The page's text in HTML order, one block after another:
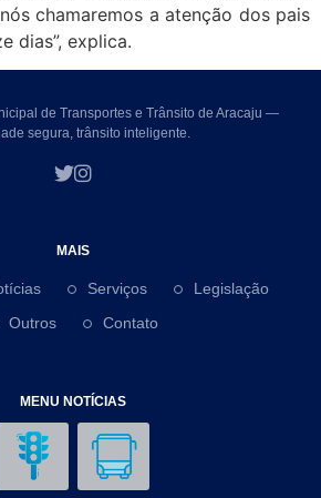
chamaremos a atenção dos pais
dias”, explica.
de Transportes e Trânsito de Aracaju —
segura, trânsito inteligente.
MAIS
Serviços
Legislação
Outros
Contato
MENU NOTÍCIAS